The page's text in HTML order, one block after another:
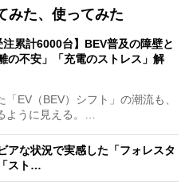
みた、使ってみた
注累計6000台】BEV普及の障壁と
の不安」「充電のストレス」解
EV（BEV）シフト」の潮流も、
ように見える。…
アな状況で実感した「フォレスタ
スト…